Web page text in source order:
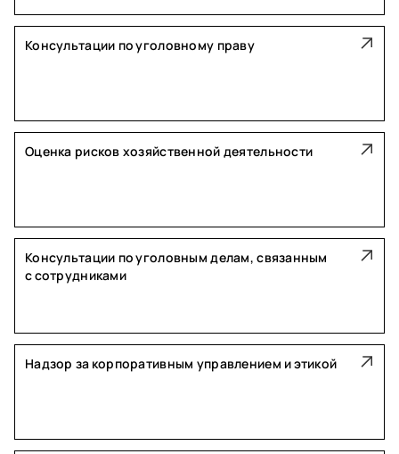
Консультации по уголовному праву
Оценка рисков хозяйственной деятельности
Консультации по уголовным делам, связанным
с сотрудниками
Надзор за корпоративным управлением и этикой